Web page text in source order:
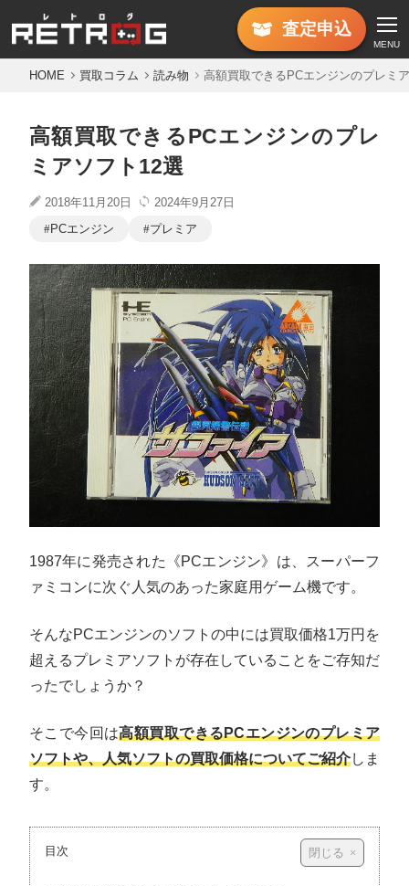
査定申込
MENU
HOME 買取コラム 読み物 高額買取できるPCエンジンのプレミ
高額買取できるPCエンジンのプレ
ミアソフト12選
2018年11月20日
2024年9月27日
PCエンジン
プレミア
1987年に発売された《PCエンジン》は、スーパーフ
ァミコンに次ぐ人気のあった家庭用ゲーム機です。
そんなPCエンジンのソフトの中には買取価格1万円を
超えるプレミアソフトが存在していることをご存知だ
ったでしょうか？
そこで今回は高額買取できるPCエンジンのプレミア
ソフトや、人気ソフトの買取価格についてご紹介しま
す。
目次